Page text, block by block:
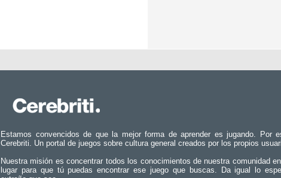
Estamos convencidos de que la mejor forma de aprender es jugando. Por
Cerebriti. Un portal de juegos sobre cultura general creados por los propios
Nuestra misión es concentrar todos los conocimientos de nuestra comunidad
lugar para que tú puedas encontrar ese juego que buscas. Da igual lo